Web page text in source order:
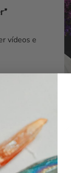
vídeos e
aquilo que